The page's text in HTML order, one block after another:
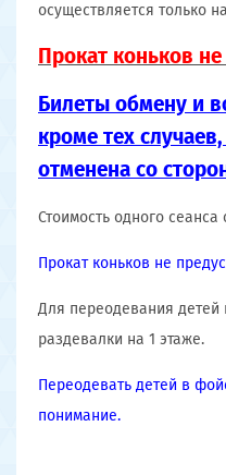
осуществляется
Прокат коньков
Билеты обмену и
кроме тех
отменена со
Стоимость одного сеанса
Прокат коньков не
Для переодевания детей
раздевалки на 1 этаже.
Переодевать детей в
понимание.